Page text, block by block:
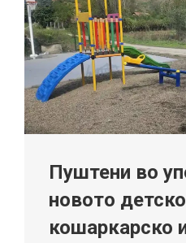
Пуштени во
новото
кошаркарско